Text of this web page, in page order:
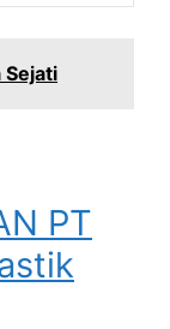
Sejati
PT